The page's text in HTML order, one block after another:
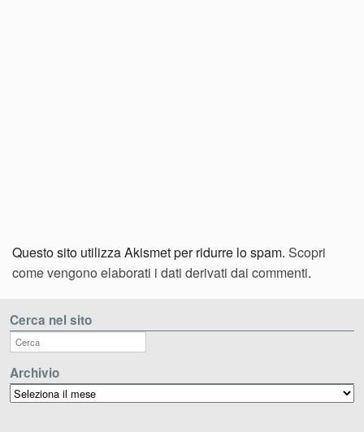
Questo sito utilizza Akismet per ridurre lo spam. Scopri
come vengono elaborati i dati derivati dai commenti.
Cerca nel sito
Archivio
Archivio